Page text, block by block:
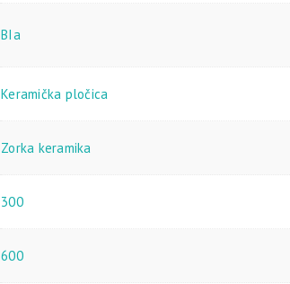
BIa
Keramička pločica
Zorka keramika
300
600